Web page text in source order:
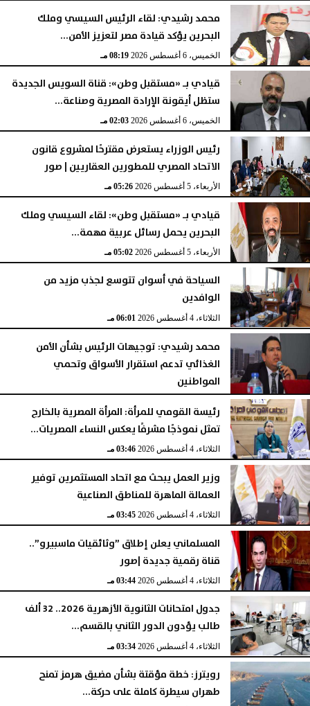
الخميس، 6 أغسطس 2026 08:28 مـ
محمد رشيدي: لقاء الرئيس السيسي وملك
البحرين يؤكد قيادة مصر لتعزيز الأمن...
الخميس، 6 أغسطس 2026 08:19 مـ
قيادي بـ «مستقبل وطن»: قناة السويس الجديدة
ستظل أيقونة الإرادة المصرية وصناعة...
الخميس، 6 أغسطس 2026 02:03 مـ
رئيس الوزراء يستعرض مقترحًا لمشروع قانون
الاتحاد المصري للمطورين العقاريين | صور
الأربعاء، 5 أغسطس 2026 05:26 مـ
قيادي بـ «مستقبل وطن»: لقاء السيسي وملك
البحرين يحمل رسائل عربية مهمة...
الأربعاء، 5 أغسطس 2026 05:02 مـ
السياحة في أسوان تتوسع لجذب مزيد من
الوافدين
الثلاثاء، 4 أغسطس 2026 06:01 مـ
محمد رشيدي: توجيهات الرئيس بشأن الأمن
الغذائي تدعم استقرار الأسواق وتحمي
المواطنين
الثلاثاء، 4 أغسطس 2026
رئيسة القومي للمرأة: المرأة المصرية بالخارج
تمثل نموذجًا مشرفًا يعكس النساء المصريات...
الثلاثاء، 4 أغسطس 2026 03:46 مـ
وزير العمل يبحث مع اتحاد المستثمرين توفير
العمالة الماهرة للمناطق الصناعية
الثلاثاء، 4 أغسطس 2026 03:45 مـ
المسلماني يعلن إطلاق ”وثائقيات ماسبيرو”..
قناة رقمية جديدة |صور
الثلاثاء، 4 أغسطس 2026 03:44 مـ
جدول امتحانات الثانوية الأزهرية 2026.. 32 ألف
طالب يؤدون الدور الثاني بالقسم...
الثلاثاء، 4 أغسطس 2026 03:34 مـ
رويترز: خطة مؤقتة بشأن مضيق هرمز تمنح
طهران سيطرة كاملة على حركة...